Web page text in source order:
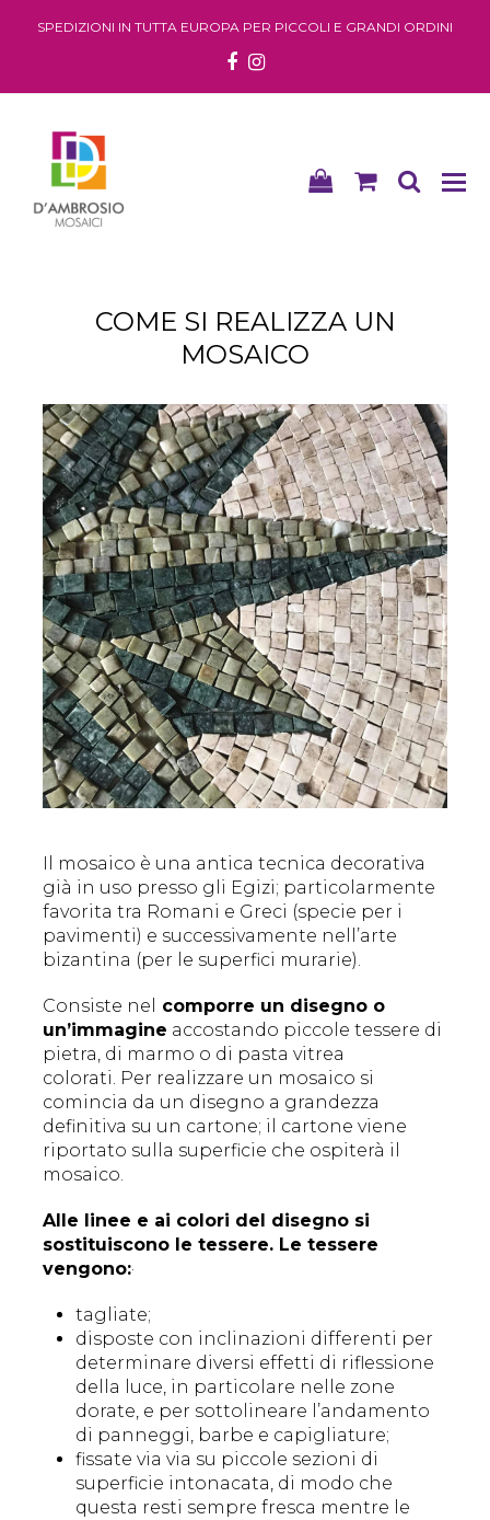
SPEDIZIONI IN TUTTA EUROPA PER PICCOLI E GRANDI ORDINI
Facebook
Instagram
shopping-
COME SI REALIZZA UN
MOSAICO
Il mosaico è una antica tecnica decorativa
già in uso presso gli Egizi; particolarmente
favorita tra Romani e Greci (specie per i
pavimenti) e successivamente nell’arte
bizantina (per le superfici murarie).
Consiste nel
comporre un disegno o
un’immagine accostando piccole tessere di
pietra, di marmo o di pasta vitrea
colorati. Per realizzare un mosaico si
comincia da un disegno a grandezza
definitiva su un cartone; il cartone viene
riportato sulla superficie che ospiterà il
mosaico.
Alle linee e ai colori del disegno si
sostituiscono le tessere. Le tessere
vengono:·
tagliate;
disposte con inclinazioni differenti per
determinare diversi effetti di riflessione
della luce, in particolare nelle zone
dorate, e per sottolineare l’andamento
di panneggi, barbe e capigliature;
fissate via via su piccole sezioni di
superficie intonacata, di modo che
questa resti sempre fresca mentre le